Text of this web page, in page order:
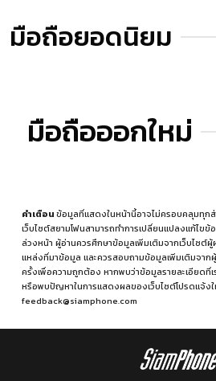
มือถือยอดนิยม
มือถือออกใหม่
คำเตือนข้อมูลที่แสดงในหน้านี้อาจไม่ครอบคลุมทุก
เว็บไซต์สยามโฟนสามารถทำการเปลี่ยนแปลงแก้ไข
ล่วงหน้า ผู้อ่านควรศึกษาข้อมูลเพิ่มเติมจากเว็บไซต์ผู้
แหล่งที่มาข้อมูล และควรสอบถามข้อมูลเพิ่มเติมจา
ครั้งเพื่อความถูกต้อง หากพบว่าข้อมูลรายละเอียดที่
หรือพบปัญหาในการแสดงผลของเว็บไซต์โปรดแจ้งใ
feedback@siamphone.com